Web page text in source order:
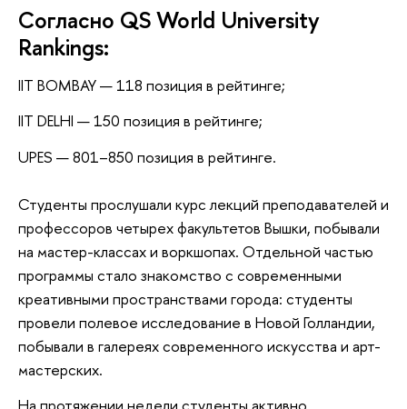
Согласно QS World University
Rankings:
IIT BOMBAY — 118 позиция в рейтинге;
IIT DELHI — 150 позиция в рейтинге;
UPES — 801–850 позиция в рейтинге.
Студенты прослушали курс лекций преподавателей и
профессоров четырех факультетов Вышки, побывали
на мастер-классах и воркшопах. Отдельной частью
программы стало знакомство с современными
креативными пространствами города: студенты
провели полевое исследование в Новой Голландии,
побывали в галереях современного искусства и арт-
мастерских.